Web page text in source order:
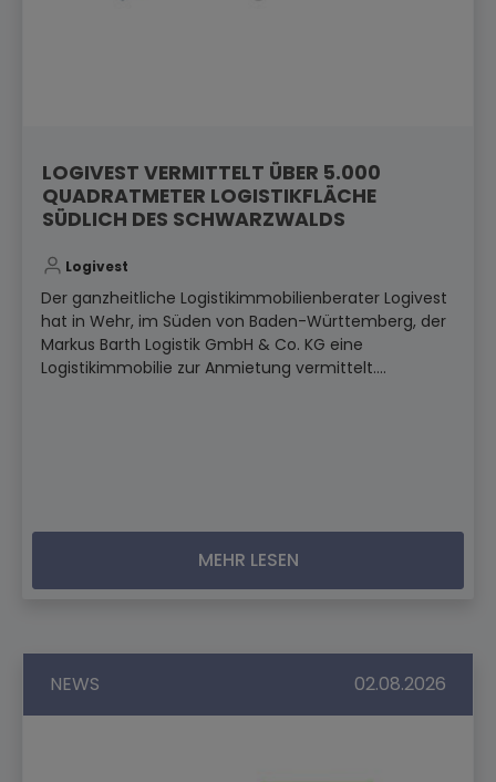
LOGIVEST VERMITTELT ÜBER 5.000
QUADRATMETER LOGISTIKFLÄCHE
SÜDLICH DES SCHWARZWALDS
Logivest
Der ganzheitliche Logistikimmobilienberater Logivest
hat in Wehr, im Süden von Baden-Württemberg, der
Markus Barth Logistik GmbH & Co. KG eine
Logistikimmobilie zur Anmietung vermittelt....
MEHR LESEN
NEWS 02.08.2026